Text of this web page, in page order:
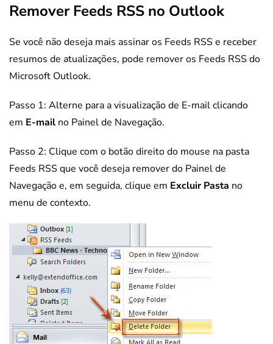
Remover Feeds RSS no Outlook
Se você não deseja mais assinar os Feeds RSS e receber
resumos de atualizações, pode remover os Feeds RSS do
Microsoft Outlook.
Passo 1: Alterne para a visualização de E-mail clicando
em E-mail no Painel de Navegação.
Passo 2: Clique com o botão direito do mouse na pasta
Feeds RSS que você deseja remover do Painel de
Navegação e, em seguida, clique em Excluir Pasta no
menu de contexto.